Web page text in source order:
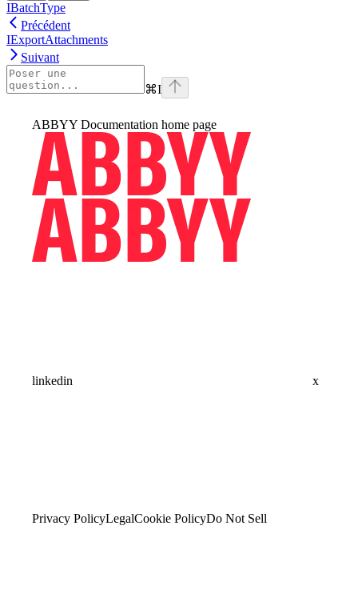
IBatchType
Précédent
IExportAttachments
Suivant
⌘I
ABBYY Documentation home page
linkedin x
Privacy PolicyLegalCookie PolicyDo Not Sell